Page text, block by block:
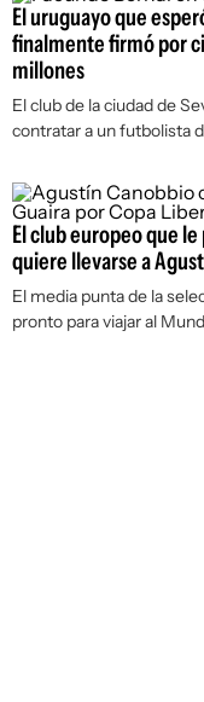
El uruguayo que
finalmente firmó por
millones
El club de la ciudad de
contratar a un futbolista
El club europeo que
quiere llevarse a
El media punta de la
pronto para viajar al